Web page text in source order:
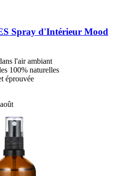
Spray d'Intérieur Mood
l'air ambiant
100% naturelles
éprouvée